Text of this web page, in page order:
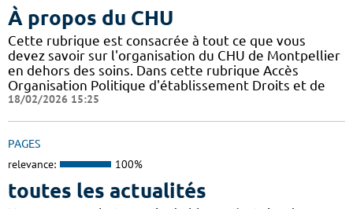
À propos du CHU
Cette rubrique est consacrée à tout ce que vous
devez savoir sur l'organisation du CHU de Montpellier
en dehors des soins. Dans cette rubrique Accès
Organisation Politique d'établissement Droits et de
18/02/2026 15:25
PAGES
relevance: 100%
toutes les actualités